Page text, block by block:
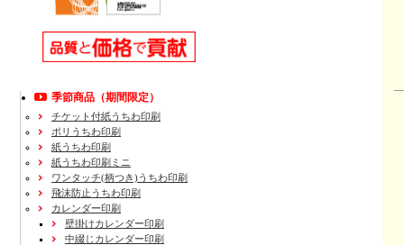
季節商品（期間限定）
チケット付紙うちわ印刷
ポリうちわ印刷
紙うちわ印刷
紙うちわ印刷ミニ
ワンタッチ(柄つき)うちわ印刷
飛沫防止うちわ印刷
カレンダー印刷
壁掛けカレンダー印刷
中綴じカレンダー印刷